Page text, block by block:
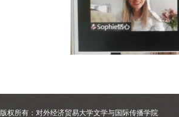
版权所有：对外经济贸易大学文学与国际传播学院